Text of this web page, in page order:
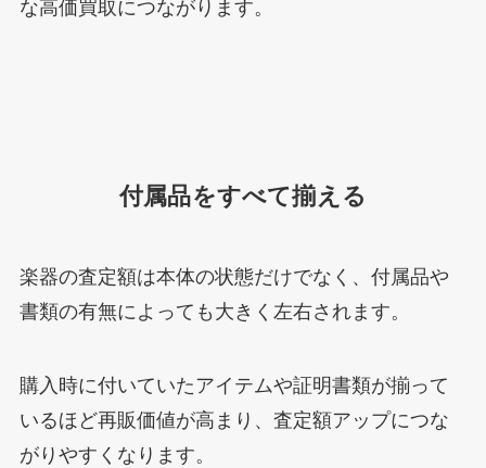
な高価買取につながります。
付属品をすべて揃える
楽器の査定額は本体の状態だけでなく、付属品や
書類の有無によっても大きく左右されます。
購入時に付いていたアイテムや証明書類が揃って
いるほど再販価値が高まり、査定額アップにつな
がりやすくなります。